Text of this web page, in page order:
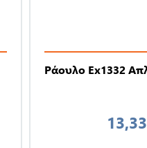
Ράουλο Ex1332